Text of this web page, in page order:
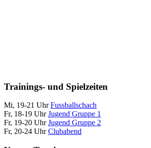
Trainings- und Spielzeiten
Mi, 19-21 UhrFussballschach
Fr, 18-19 UhrJugend Gruppe 1
Fr, 19-20 UhrJugend Gruppe 2
Fr, 20-24 UhrClubabend